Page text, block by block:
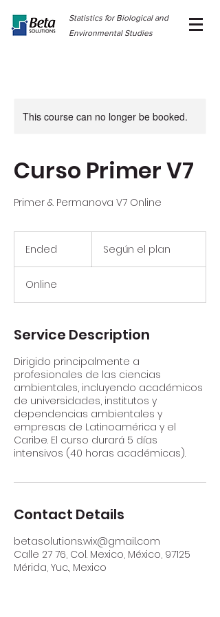
Statistics for Biological and
Environmental Studies
This course can no longer be booked.
Curso Primer V7
Primer & Permanova V7 Online
Ended
d
planSegún el plan
Online
Service Description
Dirigido principalmente a
profesionales de las ciencias
ambientales, incluyendo académicos
de universidades, institutos y
dependencias ambientales y
empresas de Latinoamérica y el
Caribe. El curso durará 5 días
intensivos (40 horas académicas).
Contact Details
betasolutions.wix@gmail.com
Calle 27 76, Col. Mexico, México, 97125
Mérida, Yuc., Mexico